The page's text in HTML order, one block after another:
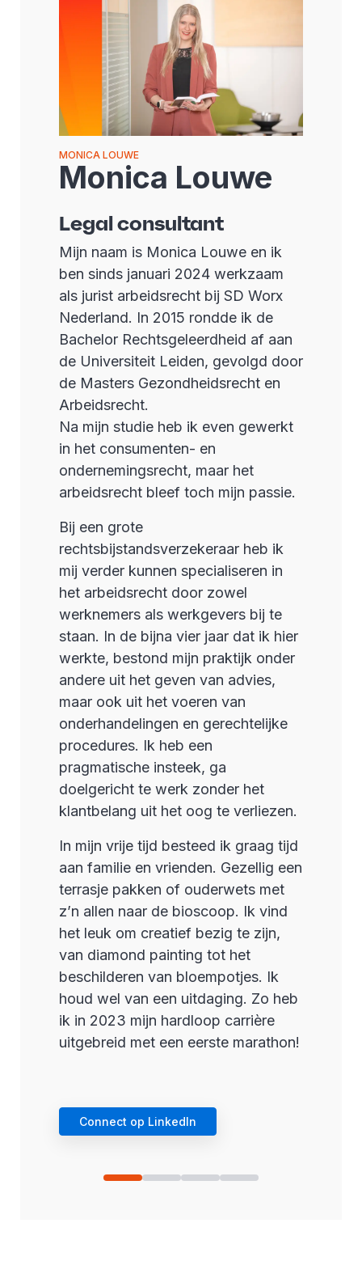
MONICA LOUWE
Monica Louwe
Legal consultant
Mijn naam is Monica Louwe en ik
ben sinds januari 2024 werkzaam
als jurist arbeidsrecht bij SD Worx
Nederland. In 2015 rondde ik de
Bachelor Rechtsgeleerdheid af aan
de Universiteit Leiden, gevolgd door
de Masters Gezondheidsrecht en
Arbeidsrecht.
Na mijn studie heb ik even gewerkt
in het consumenten- en
ondernemingsrecht, maar het
arbeidsrecht bleef toch mijn passie.
Bij een grote
rechtsbijstandsverzekeraar heb ik
mij verder kunnen specialiseren in
het arbeidsrecht door zowel
werknemers als werkgevers bij te
staan. In de bijna vier jaar dat ik hier
werkte, bestond mijn praktijk onder
andere uit het geven van advies,
maar ook uit het voeren van
onderhandelingen en gerechtelijke
procedures. Ik heb een
pragmatische insteek, ga
doelgericht te werk zonder het
klantbelang uit het oog te verliezen.
In mijn vrije tijd besteed ik graag tijd
aan familie en vrienden. Gezellig een
terrasje pakken of ouderwets met
z’n allen naar de bioscoop. Ik vind
het leuk om creatief bezig te zijn,
van diamond painting tot het
beschilderen van bloempotjes. Ik
houd wel van een uitdaging. Zo heb
ik in 2023 mijn hardloop carrière
uitgebreid met een eerste marathon!
Connect op LinkedIn